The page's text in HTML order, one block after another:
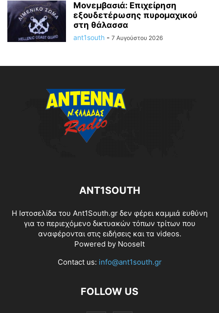
Μονεμβασιά: Επιχείρηση
εξουδετέρωσης πυρομαχικού
στη θάλασσα
ant1south - 7 Αυγούστου 2026
ANT1SOUTH
Η Ιστοσελίδα του Ant1South.gr δεν φέρει καμμιά ευθύνη
για το περιεχόμενο δικτυακών τόπων τρίτων που
αναφέρονται στις ειδήσεις και τα videos.
Powered by NooseIt
Contact us: info@ant1south.gr
FOLLOW US